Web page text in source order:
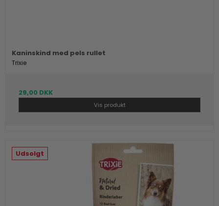
Kaninskind med pels rullet
Trixie
29,00 DKK
Vis produkt
Udsolgt